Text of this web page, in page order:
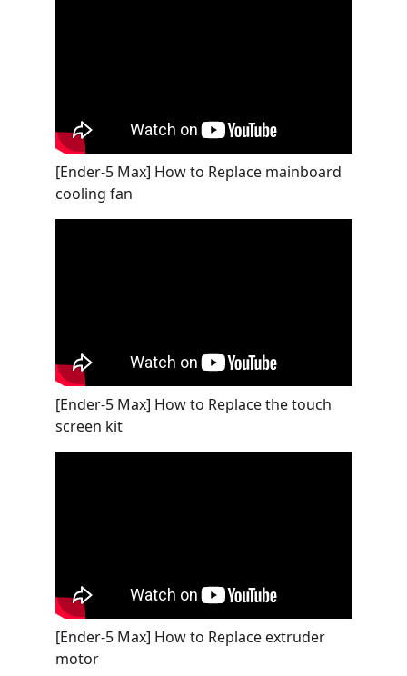
[Ender-5 Max] How to Replace mainboard
cooling fan
[Ender-5 Max] How to Replace the touch
screen kit
[Ender-5 Max] How to Replace extruder
motor